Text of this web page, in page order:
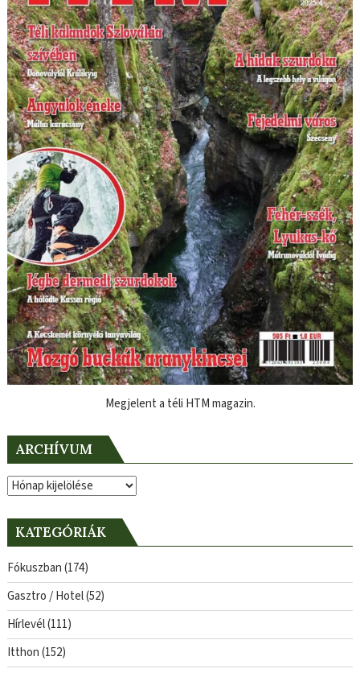
Megjelent a téli HTM magazin.
ARCHÍVUM
Archívum
KATEGÓRIÁK
Fókuszban(174)
Gasztro / Hotel(52)
Hírlevél(111)
Itthon(152)